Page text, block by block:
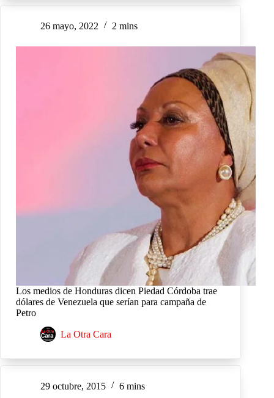
26 mayo, 2022 2 mins
Los medios de Honduras dicen Piedad Córdoba trae
dólares de Venezuela que serían para campaña de
Petro
La Otra Cara
29 octubre, 2015 6 mins